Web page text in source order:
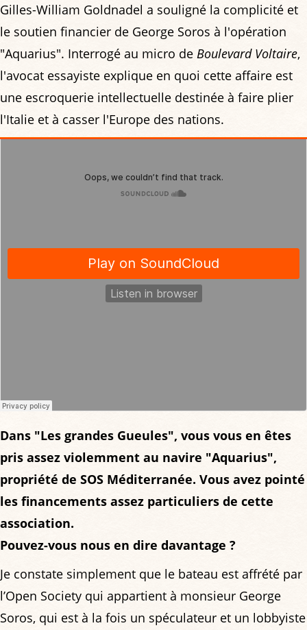
Gilles-William Goldnadel a souligné la complicité et
le soutien financier de George Soros à l'opération
"Aquarius". Interrogé au micro de Boulevard Voltaire,
l'avocat essayiste explique en quoi cette affaire est
une escroquerie intellectuelle destinée à faire plier
l'Italie et à casser l'Europe des nations.
Dans "Les grandes Gueules", vous vous en êtes
pris assez violemment au navire "Aquarius",
propriété de SOS Méditerranée. Vous avez pointé
les financements assez particuliers de cette
association.
Pouvez-vous nous en dire davantage ?
Je constate simplement que le bateau est affrété par
l’Open Society qui appartient à monsieur George
Soros, qui est à la fois un spéculateur et un lobbyiste